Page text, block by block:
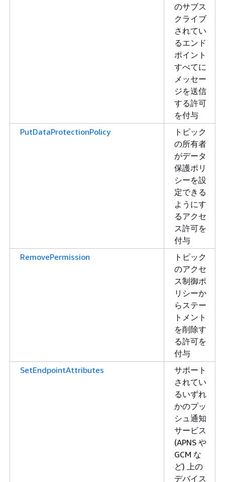
のサブス
クライブ
されてい
るエンド
ポイント
すべてに
メッセー
ジを送信
する許可
を付与
PutDataProtectionPolicy
トピック
の所有者
がデータ
保護ポリ
シーを設
定できる
ようにす
るアクセ
ス許可を
付与
RemovePermission
トピック
のアクセ
ス制御ポ
リシーか
らステー
トメント
を削除す
る許可を
付与
SetEndpointAttributes
サポート
されてい
るいずれ
かのプッ
シュ通知
サービス
(APNS や
GCM な
ど) 上の
デバイス